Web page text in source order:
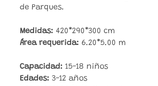
de Parques.
Medidas: 420*290*300 cm
Área requerida: 6.20*5.00 m
Capacidad: 15-18 niños
Edades: 3-12 años